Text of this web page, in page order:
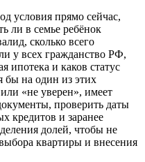
условия прямо сейчас,
ли в семье ребёнок
сколько всего
у всех гражданство РФ,
ипотека и каков статус
бы на один из этих
«не уверен», имеет
проверить даты
кредитов и заранее
долей, чтобы не
квартиры и внесения